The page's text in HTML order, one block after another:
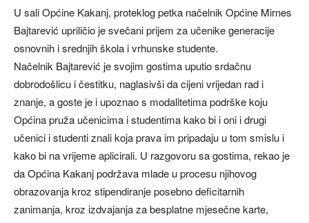
U sali Općine Kakanj, proteklog petka načelnik Općine Mirnes
Bajtarević upriličio je svečani prijem za učenike generacije
osnovnih i srednjih škola i vrhunske studente.
Načelnik Bajtarević je svojim gostima uputio srdačnu
dobrodošlicu i čestitku, naglasivši da cijeni vrijedan rad i
znanje, a goste je i upoznao s modalitetima podrške koju
Općina pruža učenicima i studentima kako bi i oni i drugi
učenici i studenti znali koja prava im pripadaju u tom smislu i
kako bi na vrijeme aplicirali. U razgovoru sa gostima, rekao je
da Općina Kakanj podržava mlade u procesu njihovog
obrazovanja kroz stipendiranje posebno deficitarnih
zanimanja, kroz izdvajanja za besplatne mjesečne karte,